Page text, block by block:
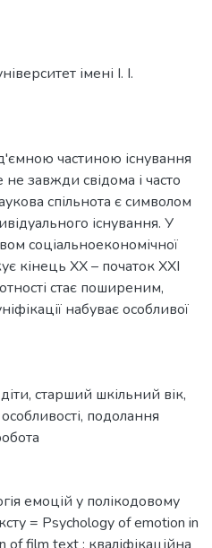
імені І. І.
частиною існування
не завжди свідома і часто
спільнота є символом
існування. У
соціальноекономічної
кінець ХХ – початок ХХІ
стає поширеним,
набуває особливої
діти, старший шкільний вік,
особливості, подолання
емоцій у полікодовому
= Psychology of emotion in